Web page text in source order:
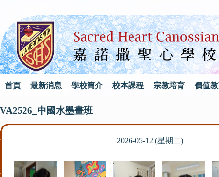
首頁 最新消息 學校簡介 校本課程 宗教培育 價值
VA2526_中國水墨畫班
2026-05-12 (星期二)